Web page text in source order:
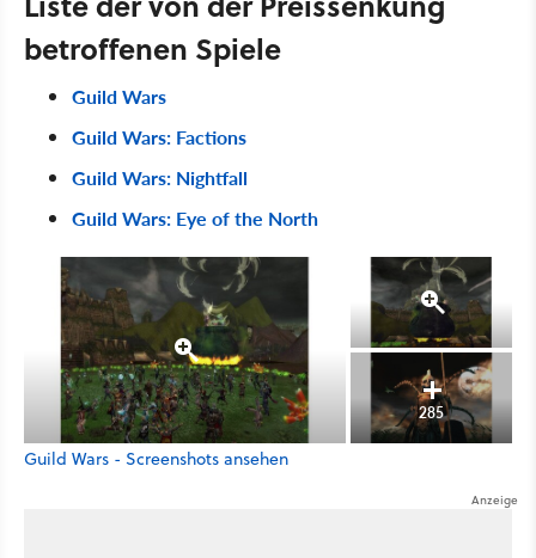
betroffenen Spiele
Guild Wars
Guild Wars: Factions
Guild Wars: Nightfall
Guild Wars: Eye of the North
285
Guild Wars - Screenshots ansehen